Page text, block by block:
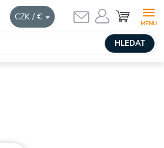
CZK / €
HLEDAT
NÁKUPNÍ
KOŠÍK